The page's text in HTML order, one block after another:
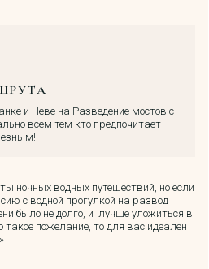
и Неве на Разведение мостов с
всем тем кто предпочитает
ночных водных путешествий, но если
с водной прогулкой на развод
было не долго, и лучше уложиться в
такое пожелание, то для вас идеален